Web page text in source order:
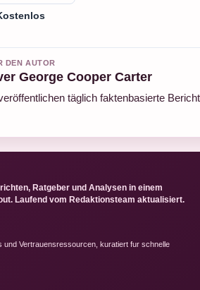
DEN AUTOR
George Cooper Carter
täglich faktenbasierte
Ratgeber und Analysen in einem
Laufend vom Redaktionsteam aktualisiert.
und Vertrauensressourcen, kuratiert fur schnelle